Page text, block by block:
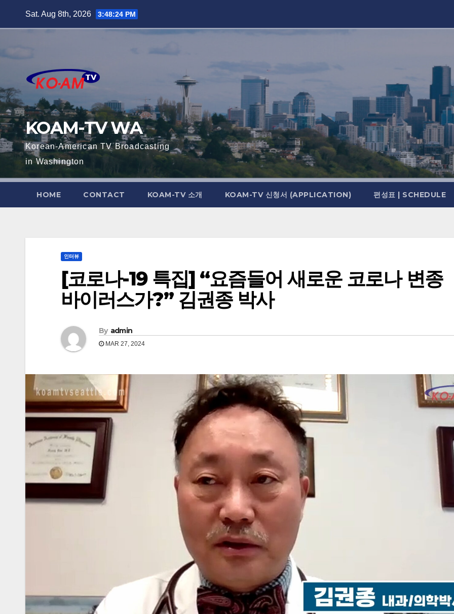
Sat. Aug 8th, 2026 3:48:26 PM
KOAM-TV WA
Korean-American TV Broadcasting
in Washington
HOME CONTACT KOAM-TV 소개 KOAM-TV 신청서 (APPLICATION) 편성표 | SCHEDULE
인터뷰
[코로나-19 특집] “요즘들어 새로운 코로나 변종
바이러스가?” 김권종 박사
By admin
MAR 27, 2024